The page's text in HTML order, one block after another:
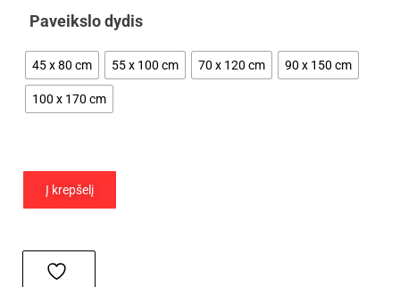
Paveikslo dydis
45 x 80 cm 55 x 100 cm 70 x 120 cm 90 x 150 cm
100 x 170 cm
Į krepšelį